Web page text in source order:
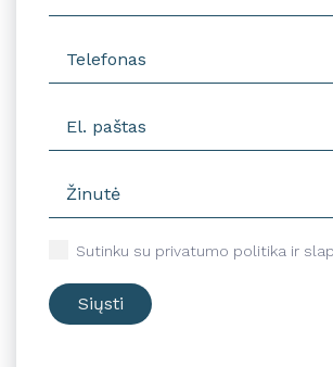
Sutinku su privatumo politika ir
Siųsti